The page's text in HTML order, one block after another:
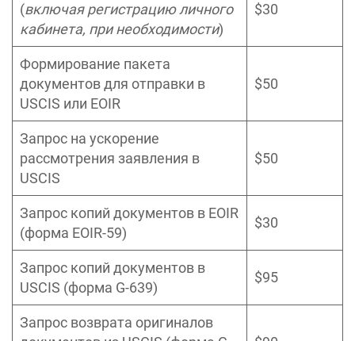
(включая регистрацию личного
кабинета, при необходимости)
$30
Формирование пакета
документов для отправки в
USCIS или EOIR
$50
Запрос на ускорение
рассмотрения заявления в
USCIS
$50
Запрос копий документов в EOIR
(форма EOIR-59)
$30
Запрос копий документов в
USCIS (форма G-639)
$95
Запрос возврата оригиналов